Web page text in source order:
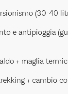
(30-40
e antipioggia
+ maglia
+ cambio